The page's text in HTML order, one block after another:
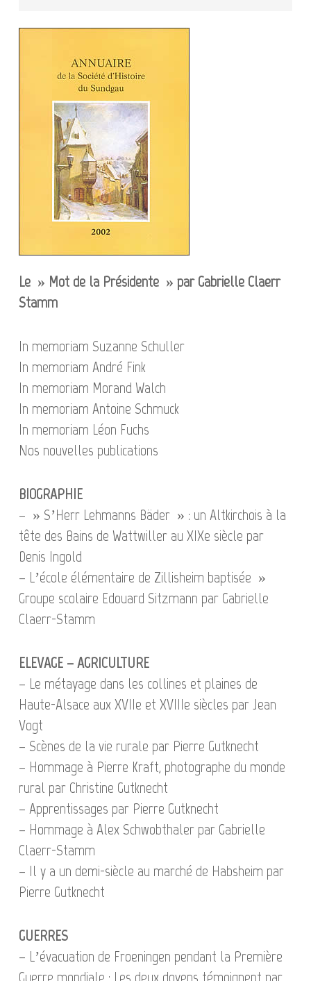
Le » Mot de la Présidente » par Gabrielle Claerr
Stamm
In memoriam Suzanne Schuller
In memoriam André Fink
In memoriam Morand Walch
In memoriam Antoine Schmuck
In memoriam Léon Fuchs
Nos nouvelles publications
BIOGRAPHIE
– » S’Herr Lehmanns Bäder » : un Altkirchois à la
tête des Bains de Wattwiller au XIXe siècle par
Denis Ingold
– L’école élémentaire de Zillisheim baptisée »
Groupe scolaire Edouard Sitzmann par Gabrielle
Claerr-Stamm
ELEVAGE – AGRICULTURE
– Le métayage dans les collines et plaines de
Haute-Alsace aux XVIIe et XVIIIe siècles par Jean
Vogt
– Scènes de la vie rurale par Pierre Gutknecht
– Hommage à Pierre Kraft, photographe du monde
rural par Christine Gutknecht
– Apprentissages par Pierre Gutknecht
– Hommage à Alex Schwobthaler par Gabrielle
Claerr-Stamm
– Il y a un demi-siècle au marché de Habsheim par
Pierre Gutknecht
GUERRES
– L’évacuation de Froeningen pendant la Première
Guerre mondiale : Les deux doyens témoignent par